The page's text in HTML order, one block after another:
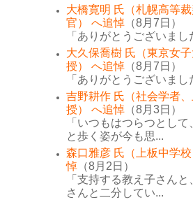
大橋寛明 氏（札幌高等
官） へ追悼 （8月7日）
「ありがとうございまし
大久保喬樹 氏（東京女
授） へ追悼 （8月7日）
「ありがとうございまし
吉野耕作 氏（社会学者
授） へ追悼 （8月3日）
「いつもはつらつとし
と歩く姿が今も思...
森口雅彦 氏（上板中学
悼 （8月2日）
「支持する教え子さん
さんと二分してい...